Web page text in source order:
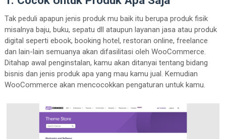
Tak peduli apapun jenis produk mu baik itu berupa produk fisik
misalnya baju, buku, sepatu dll ataupun layanan jasa atau produk
digital seperti ebook, booking hotel, restoran online, freelance
dan lain-lain semuanya akan difasilitasi oleh WooCommerce.
Ditahap awal penginstalan, kamu akan ditanyai tentang bidang
bisnis dan jenis produk apa yang mau kamu jual. Kemudian
WooCommerce akan mencocokkan pengaturan untuk kamu.